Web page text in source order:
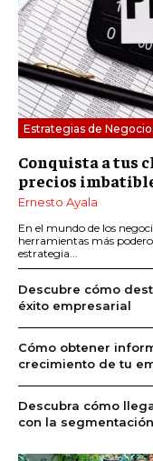
Estrategias de
Conquista a tus
precios
Ernesto Ayala
En el mundo de los
herramientas más
estrategia...
Descubre cómo
éxito empresarial
Cómo obtener
crecimiento de tu
Descubra cómo
con la